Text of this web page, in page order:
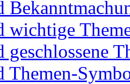
wichtige
geschlossene
Themen-